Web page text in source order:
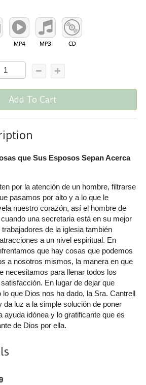
Add To Cart
que Sus Esposos Sepan Acerca
por la atención de un hombre, filtrarse
pasamos por alto y a lo que le
nuestro corazón, así el hombre de
una secretaria está en su mejor
de la iglesia también
a un nivel espiritual. En
que hay cosas que podemos
a nosotros mismos, la manera en que
necesitamos para llenar todos los
En lugar de dejar que
que Dios nos ha dado, la Sra. Cantrell
da luz a la simple solución de poner
ayuda idónea y lo gratificante que es
de Dios por ella.